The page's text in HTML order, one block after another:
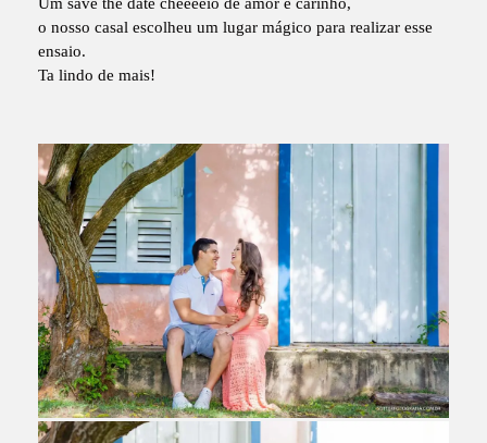
o nosso casal escolheu um lugar mágico para realizar esse
ensaio.
Ta lindo de mais!